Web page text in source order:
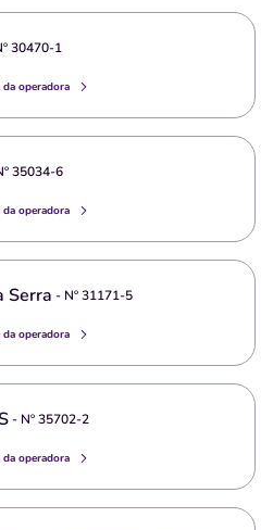
30470-1
operadora
35034-6
operadora
Serra - Nº31171-5
operadora
- Nº35702-2
operadora